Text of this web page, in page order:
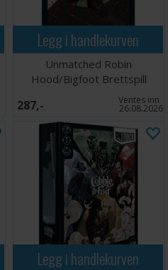
Legg i handlekurven
Unmatched Robin
Hood/Bigfoot Brettspill
287,- Ventes inn
26.08.2026
Legg i handlekurven